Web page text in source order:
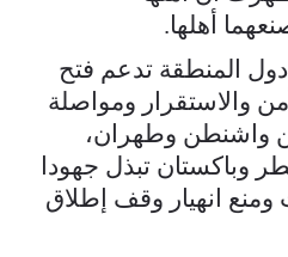
أهلها.
دول المنطقة تدعم فتح
والاستقرار ومواصلة
واشنطن وطهران،
وباكستان تبذل جهودا
ومنع انهيار وقف إطلاق